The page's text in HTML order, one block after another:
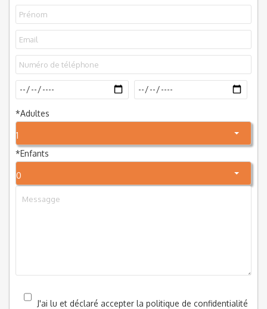
*Adultes
1
*Enfants
0
J'ai lu et déclaré accepter la politique de confidentialité